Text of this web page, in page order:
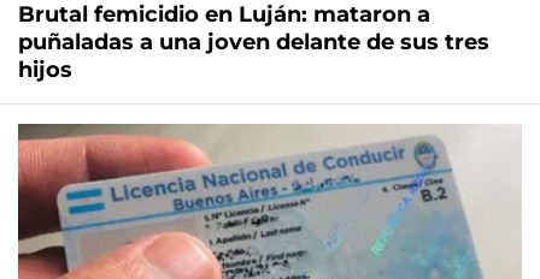
Brutal femicidio en Luján: mataron a
puñaladas a una joven delante de sus tres
hijos